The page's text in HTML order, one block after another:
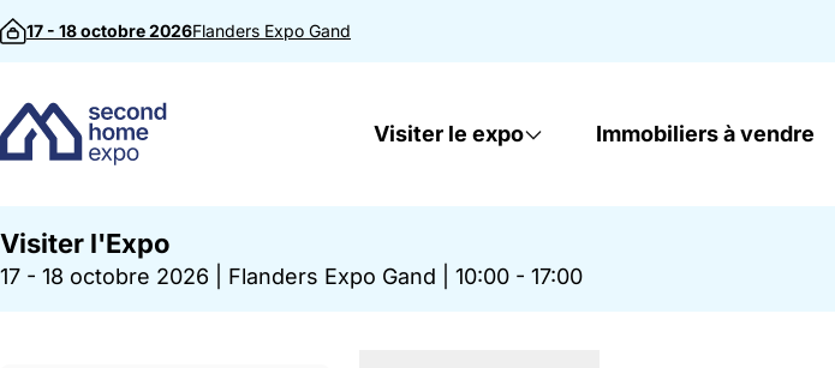
Passer au contenu
17 - 18 octobre 2026Flanders Expo Gand
Visiter le expo Immobiliers à vendre
Visiter l'Expo
17 - 18 octobre 2026 Flanders Expo Gand 10:00 - 17:00